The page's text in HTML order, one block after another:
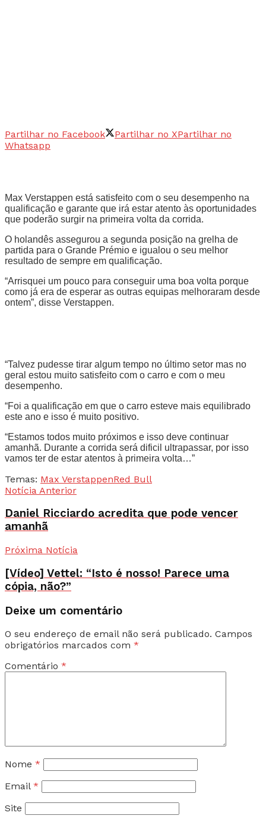
Partilhar no Facebook Partilhar no XPartilhar no
Whatsapp
Max Verstappen está satisfeito com o seu desempenho na
qualificação e garante que irá estar atento às oportunidades
que poderão surgir na primeira volta da corrida.
O holandês assegurou a segunda posição na grelha de
partida para o Grande Prémio e igualou o seu melhor
resultado de sempre em qualificação.
“Arrisquei um pouco para conseguir uma boa volta porque
como já era de esperar as outras equipas melhoraram desde
ontem”, disse Verstappen.
“Talvez pudesse tirar algum tempo no último setor mas no
geral estou muito satisfeito com o carro e com o meu
desempenho.
“Foi a qualificação em que o carro esteve mais equilibrado
este ano e isso é muito positivo.
“Estamos todos muito próximos e isso deve continuar
amanhã. Durante a corrida será dificil ultrapassar, por isso
vamos ter de estar atentos à primeira volta…”
Temas: Max VerstappenRed Bull
Notícia Anterior
Daniel Ricciardo acredita que pode vencer
amanhã
Próxima Notícia
[Vídeo] Vettel: “Isto é nosso! Parece uma
cópia, não?”
Deixe um comentário
O seu endereço de email não será publicado. Campos
obrigatórios marcados com *
Comentário *
Nome *
Email *
Site